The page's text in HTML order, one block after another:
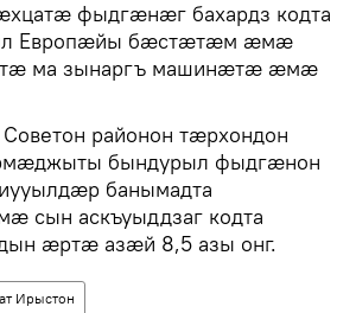
фыдгӕнӕг бахардз кодта
Европӕйы бӕстӕтӕм ӕмӕ
ма зынаргъ машинӕтӕ ӕмӕ
районон тӕрхондон
бындурыл фыдгӕнон
банымадта
сын аскъуыддзаг кодта
ӕртӕ азӕй 8,5 азы онг.
Ирыстон